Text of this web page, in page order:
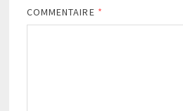
COMMENTAIRE *